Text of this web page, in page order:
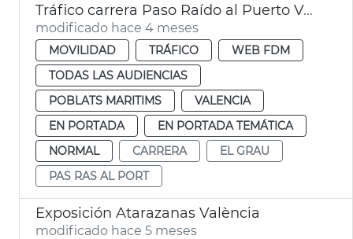
Tráfico carrera Paso Raído al Puerto València
modificado hace 4 meses
MOVILIDAD TRÁFICO
WEB FDM
TODAS LAS AUDIENCIAS
POBLATS MARITIMS
VALENCIA
EN PORTADA
EN PORTADA TEMÁTICA
NORMAL
CARRERA
EL GRAU
PAS RAS AL PORT
Exposición Atarazanas València
modificado hace 5 meses